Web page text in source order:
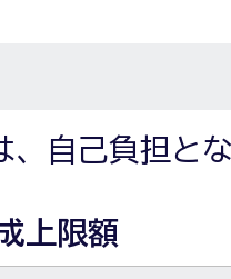
、自己負担と
上限額